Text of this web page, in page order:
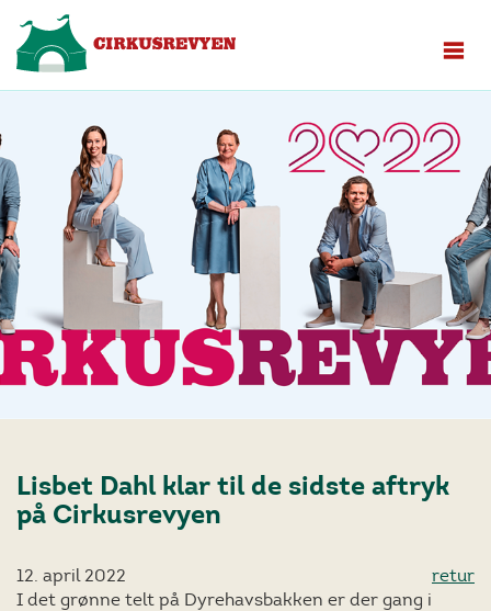
Lisbet Dahl klar til de sidste aftryk
på Cirkusrevyen
12. april 2022
retur
I det grønne telt på Dyrehavsbakken er der gang i